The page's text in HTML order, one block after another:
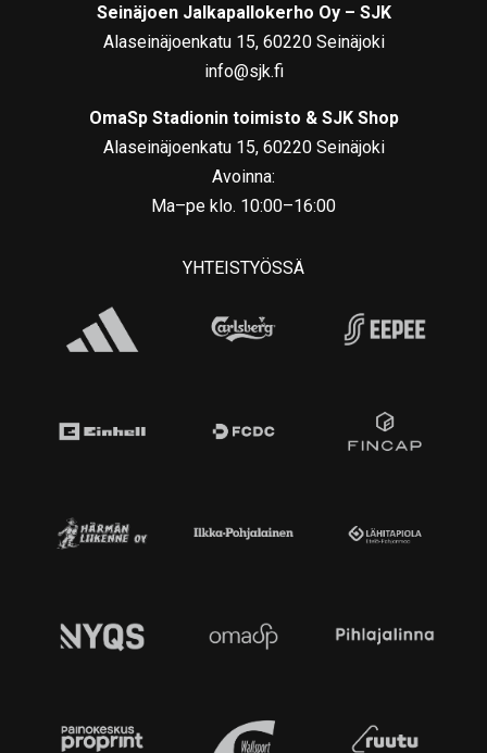
Seinäjoen Jalkapallokerho Oy – SJK
Alaseinäjoenkatu 15, 60220 Seinäjoki
info@sjk.fi
OmaSp Stadionin toimisto & SJK Shop
Alaseinäjoenkatu 15, 60220 Seinäjoki
Avoinna:
Ma–pe klo. 10:00–16:00
YHTEISTYÖSSÄ